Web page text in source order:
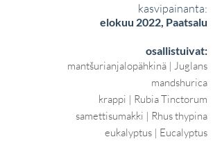
kasvipainanta:
elokuu 2022, Paatsalu
osallistuivat:
mantšurianjalopähkinä | Juglans
mandshurica
krappi | Rubia Tinctorum
samettisumakki | Rhus thypina
eukalyptus | Eucalyptus